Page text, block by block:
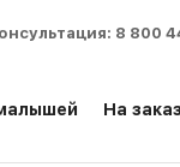
8 800
На